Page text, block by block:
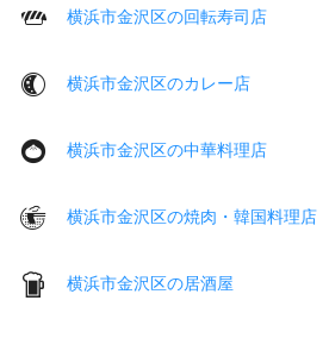
横浜市金沢区の回転寿司店
横浜市金沢区のカレー店
横浜市金沢区の中華料理店
横浜市金沢区の焼肉・韓国料理店
横浜市金沢区の居酒屋